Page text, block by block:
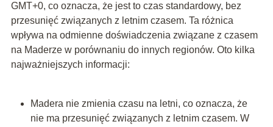
GMT+0, co oznacza, że jest to czas standardowy, bez
przesunięć związanych z letnim czasem. Ta różnica
wpływa na odmienne doświadczenia związane z czasem
na Maderze w porównaniu do innych regionów. Oto kilka
najważniejszych informacji:
Madera nie zmienia czasu na letni, co oznacza, że
nie ma przesunięć związanych z letnim czasem. W